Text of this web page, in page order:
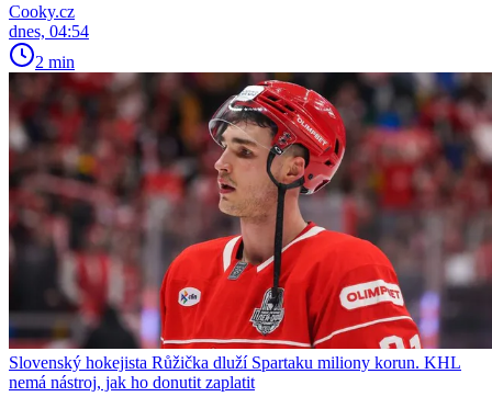
Cooky.cz
dnes, 04:54
2 min
Slovenský hokejista Růžička dluží Spartaku miliony korun. KHL
nemá nástroj, jak ho donutit zaplatit